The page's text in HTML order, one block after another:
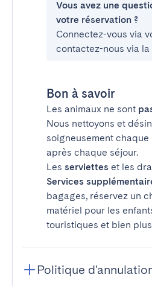
Vous avez une
votre réservation ?
Connectez-vous via
contactez-nous via la
Bon à savoir
Les animaux ne sont
Nous nettoyons et
soigneusement
après chaque séjour.
Les serviettes et les
Services
bagages, réservez un
matériel pour les
touristiques et bien
Politique